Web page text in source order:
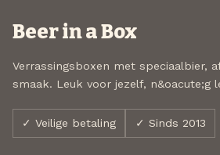
Beer in a Box
Verrassingsboxen met speciaalbier,
smaak. Leuk voor jezelf, n&oacute;g
✓ Veilige betaling ✓ Sinds 2013